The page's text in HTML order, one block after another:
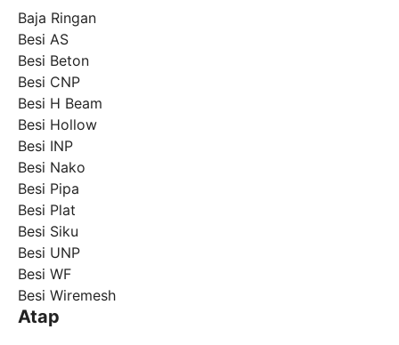
Baja Ringan
Besi AS
Besi Beton
Besi CNP
Besi H Beam
Besi Hollow
Besi INP
Besi Nako
Besi Pipa
Besi Plat
Besi Siku
Besi UNP
Besi WF
Besi Wiremesh
Atap